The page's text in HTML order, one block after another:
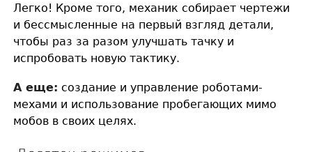
Легко! Кроме того, механик собирает чертежи
и бессмысленные на первый взгляд детали,
чтобы раз за разом улучшать тачку и
испробовать новую тактику.
А еще: создание и управление роботами-
мехами и использование пробегающих мимо
мобов в своих целях.